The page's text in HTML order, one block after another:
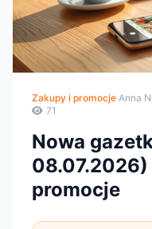
Zakupy i promocje·Anna
71
Nowa
promocje